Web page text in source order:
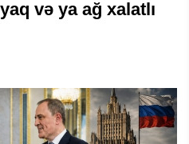
və ya ağ xalatlı